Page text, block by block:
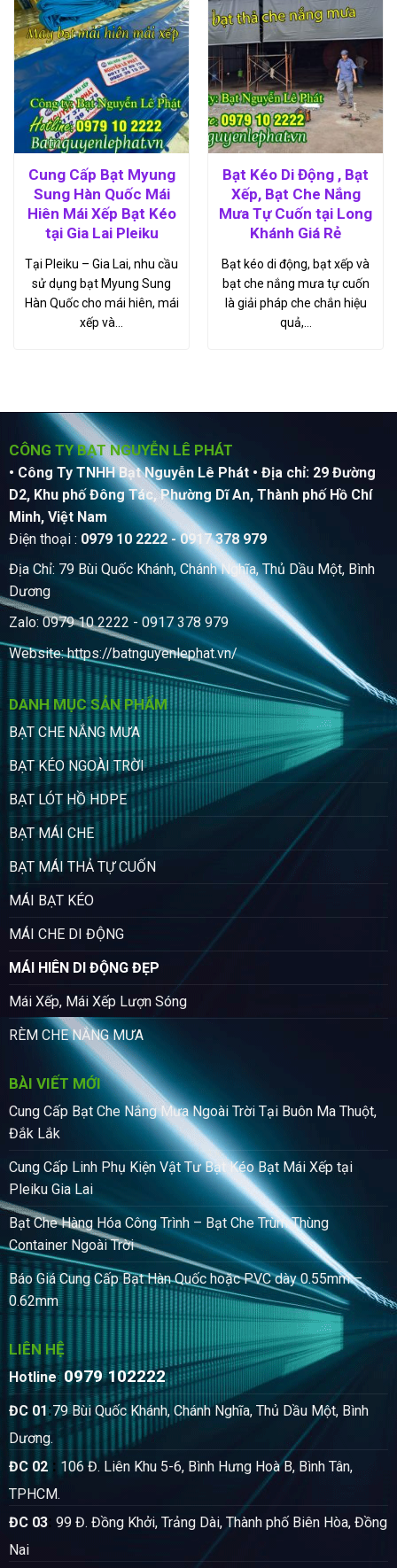
Cung Cấp Bạt Myung
Sung Hàn Quốc Mái
Hiên Mái Xếp Bạt Kéo
tại Gia Lai Pleiku
Tại Pleiku – Gia Lai, nhu cầu
sử dụng bạt Myung Sung
Hàn Quốc cho mái hiên, mái
xếp và…
Bạt Kéo Di Động , Bạt
Xếp, Bạt Che Nắng
Mưa Tự Cuốn tại Long
Khánh Giá Rẻ
Bạt kéo di động, bạt xếp và
bạt che nắng mưa tự cuốn
là giải pháp che chắn hiệu
quả,…
CÔNG TY BẠT NGUYỄN LÊ PHÁT
• Công Ty TNHH Bạt Nguyễn Lê Phát • Địa chỉ: 29 Đường
D2, Khu phố Đông Tác, Phường Dĩ An, Thành phố Hồ Chí
Minh, Việt Nam
Điện thoại : 0979 10 2222 - 0917 378 979
Địa Chỉ: 79 Bùi Quốc Khánh, Chánh Nghĩa, Thủ Dầu Một, Bình
Dương
Zalo: 0979 10 2222 - 0917 378 979
Website:https://batnguyenlephat.vn/
DANH MỤC SẢN PHẨM
BẠT CHE NẮNG MƯA
BẠT KÉO NGOÀI TRỜI
BẠT LÓT HỒ HDPE
BẠT MÁI CHE
BẠT MÁI THẢ TỰ CUỐN
MÁI BẠT KÉO
MÁI CHE DI ĐỘNG
MÁI HIÊN DI ĐỘNG ĐẸP
Mái Xếp, Mái Xếp Lượn Sóng
RÈM CHE NẮNG MƯA
BÀI VIẾT MỚI
Cung Cấp Bạt Che Nắng Mưa Ngoài Trời Tại Buôn Ma Thuột,
Đắk Lắk
Cung Cấp Linh Phụ Kiện Vật Tư Bạt Kéo Bạt Mái Xếp tại
Pleiku Gia Lai
Bạt Che Hàng Hóa Công Trình – Bạt Che Trùm Thùng
Container Ngoài Trời
Báo Giá Cung Cấp Bạt Hàn Quốc hoặc PVC dày 0.55mm –
0.62mm
LIÊN HỆ
Hotline: 0979 102222
ĐC 01:79 Bùi Quốc Khánh, Chánh Nghĩa, Thủ Dầu Một, Bình
Dương.
ĐC 02: 106 Đ. Liên Khu 5-6, Bình Hưng Hoà B, Bình Tân,
TPHCM.
ĐC 03: 99 Đ. Đồng Khởi, Trảng Dài, Thành phố Biên Hòa, Đồng
Nai